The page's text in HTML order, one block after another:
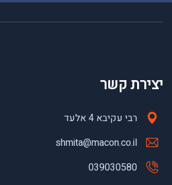
יצירת קשר
רבי עקיבא 4 אלעד
shmita@macon.co.il
039030580